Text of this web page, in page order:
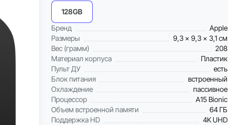
128GB
Бренд
Apple
Размеры
9,3 x 9,3 x 3,1 см
Вес (грамм)
208
Материал корпуса
Пластик
Пульт ДУ
есть
Блок питания
встроенный
Охлаждение
пассивное
Процессор
A15 Bionic
Объем встроенной памяти
64 ГБ
Поддержка HD
4K UHD